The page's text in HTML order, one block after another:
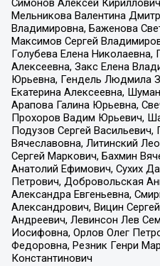
Симонов Алексей
Мельникова Валентина
Владимировна, Баженова
Максимов Сергей
Голубева Елена Николаевна,
Алексеевна, Закс Елена
Юрьевна, Гендель Людмила
Екатерина Алексеевна,
Арапова Галина Юрьевна,
Прохоров Вадим Юрьевич,
Подузов Сергей Васильевич,
Вячеславовна, Литинский
Сергей Маркович, Бахмин
Анатолий Ефимович, Сухих
Петрович, Добровольская
Александра Евгеньевна,
Александрович, Вицин
Андреевич, Левинсон Лев
Иосифовна, Орлов Олег
Федоровна, Резник Генри
Константинович